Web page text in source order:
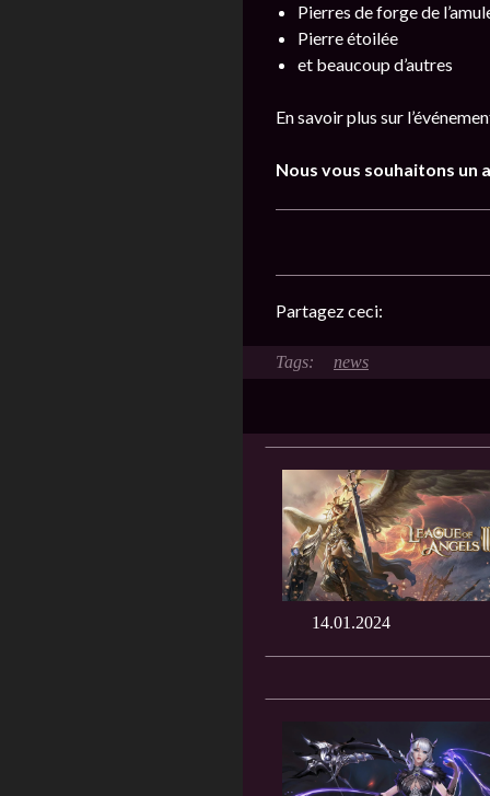
Pierres de forge de
Pierre étoilée
et beaucoup d’autres
En savoir plus sur
Nous vous souhaitons un
Partagez ceci:
news
14.01.2024